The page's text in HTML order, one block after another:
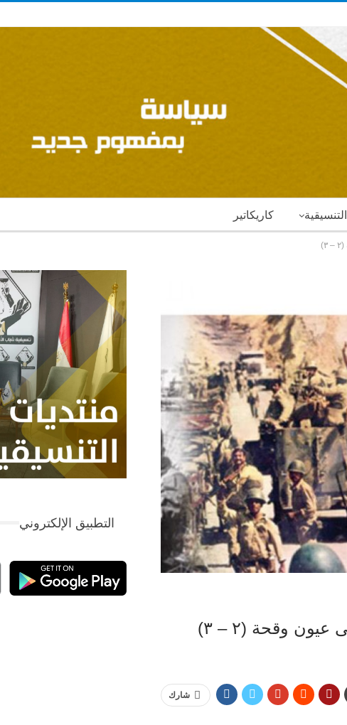
كاريكاتير
وقحة (٢ – ٣)
شارك
التطبيق الإلكتروني